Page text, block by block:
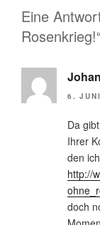
Eine
Rosenkrieg!“
6.
Da
Ihrer
den
http://
doch